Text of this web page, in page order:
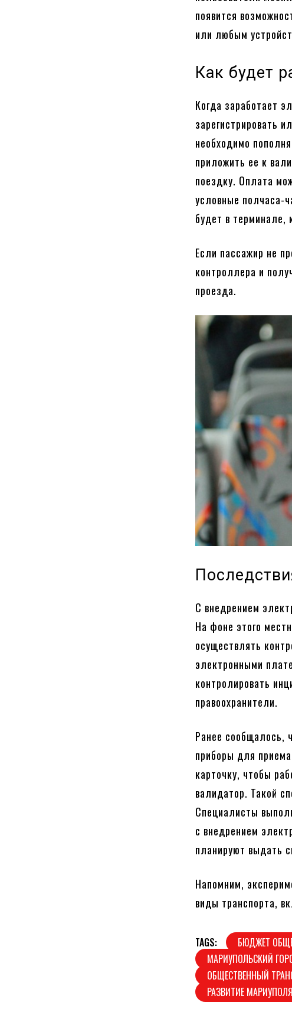
появится
или любым
Как будет
Когда заработает
зарегистрировать
необходимо
приложить ее к
поездку. Оплата
условные полчаса-
будет в терминале,
Если пассажир не
контроллера и
проезда.
С внедрением
На фоне этого
осуществлять
электронными
контролировать
правоохранители.
Ранее сообщалось,
приборы для
карточку, чтобы
валидатор. Такой
Специалисты
с внедрением
планируют выдать
Напомним,
виды транспорта,
TAGS: БЮДЖЕТ
МАРИУПОЛЬСКИЙ
ОБЩЕСТВЕННЫЙ
РАЗВИТИЕ МАРИУПОЛЯ